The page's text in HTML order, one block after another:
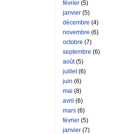
février (5)
janvier (5)
décembre (4)
novembre (6)
octobre (7)
septembre (6)
août(5)
juillet(6)
juin (6)
mai (8)
avril (6)
mars (6)
février (5)
janvier (7)